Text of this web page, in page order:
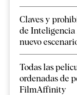
Claves y
de
nuevo
Todas las
ordenadas de
FilmAffinity